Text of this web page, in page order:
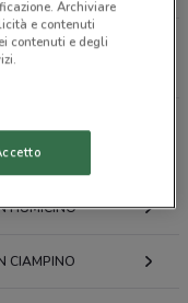
nelle vicinanze
FIUMICINO
CIAMPINO
Archiviare
e contenuti
contenuti e degli